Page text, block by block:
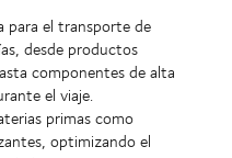
el transporte de
desde productos
componentes de alta
el viaje.
primas como
optimizando el